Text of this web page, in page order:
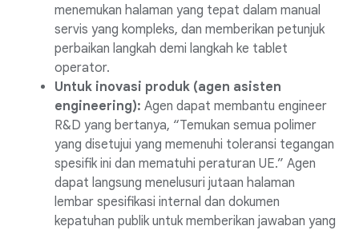
menemukan halaman yang tepat dalam manual
servis yang kompleks, dan memberikan petunjuk
perbaikan langkah demi langkah ke tablet
operator.
Untuk inovasi produk (agen asisten
engineering): Agen dapat membantu engineer
R&D yang bertanya, “Temukan semua polimer
yang disetujui yang memenuhi toleransi tegangan
spesifik ini dan mematuhi peraturan UE.” Agen
dapat langsung menelusuri jutaan halaman
lembar spesifikasi internal dan dokumen
kepatuhan publik untuk memberikan jawaban yang